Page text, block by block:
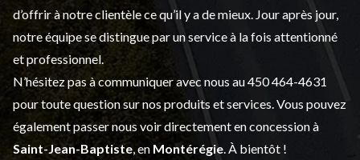
d’offrir à notre clientèle ce qu’il y a de mieux. Jour après jour,
notre équipe se distingue par un service à la fois attentionné
et professionnel.
N’hésitez pas à communiquer avec nous au450 464-4631
pour toute question sur nos produits et services. Vous pouvez
également passer nous voir directement en concession à
Saint-Jean-Baptiste , en Montérégie . À bientôt !